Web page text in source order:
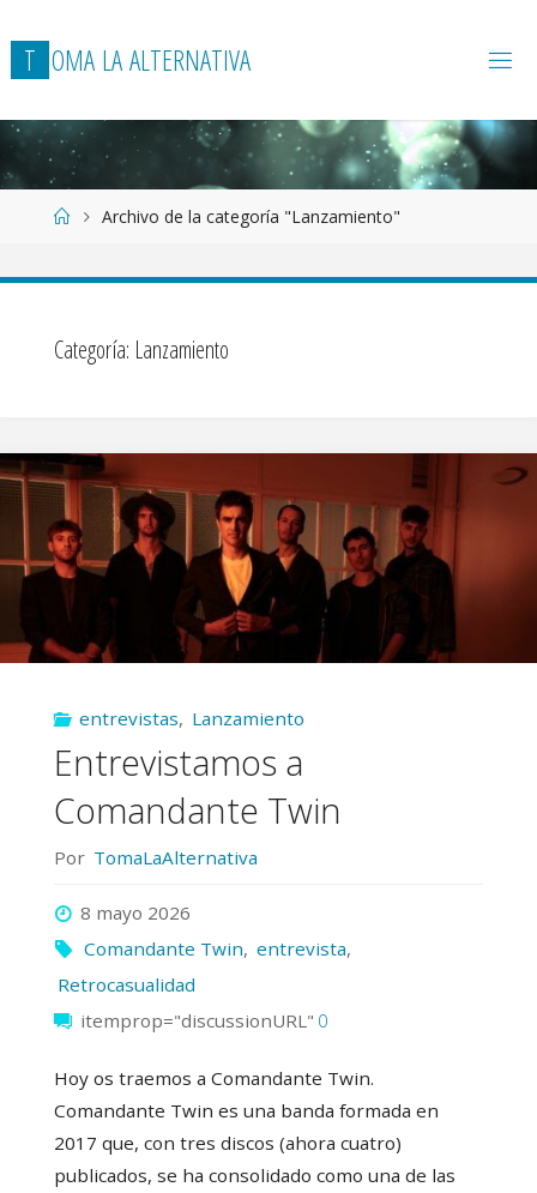
T OMA LAALTERNATIVA
Página
Inicio
Archivo de la categoría "Lanzamiento"
Categoría: Lanzamiento
entrevistas, Lanzamiento
Entrevistamos a
Comandante Twin
Por TomaLaAlternativa
8 mayo 2026
Comandante Twin, entrevista,
Retrocasualidad
itemprop="discussionURL" 0
Hoy os traemos a Comandante Twin.
Comandante Twin es una banda formada en
2017 que, con tres discos (ahora cuatro)
publicados, se ha consolidado como una de las